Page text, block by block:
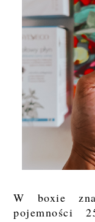
W boxie
pojemności